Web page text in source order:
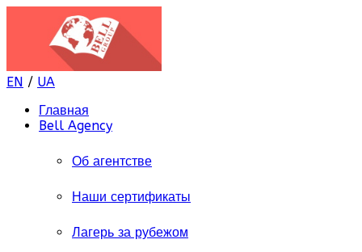
EN / UA
Главная
Bell Agency
Об агентстве
Наши сертификаты
Лагерь за рубежом